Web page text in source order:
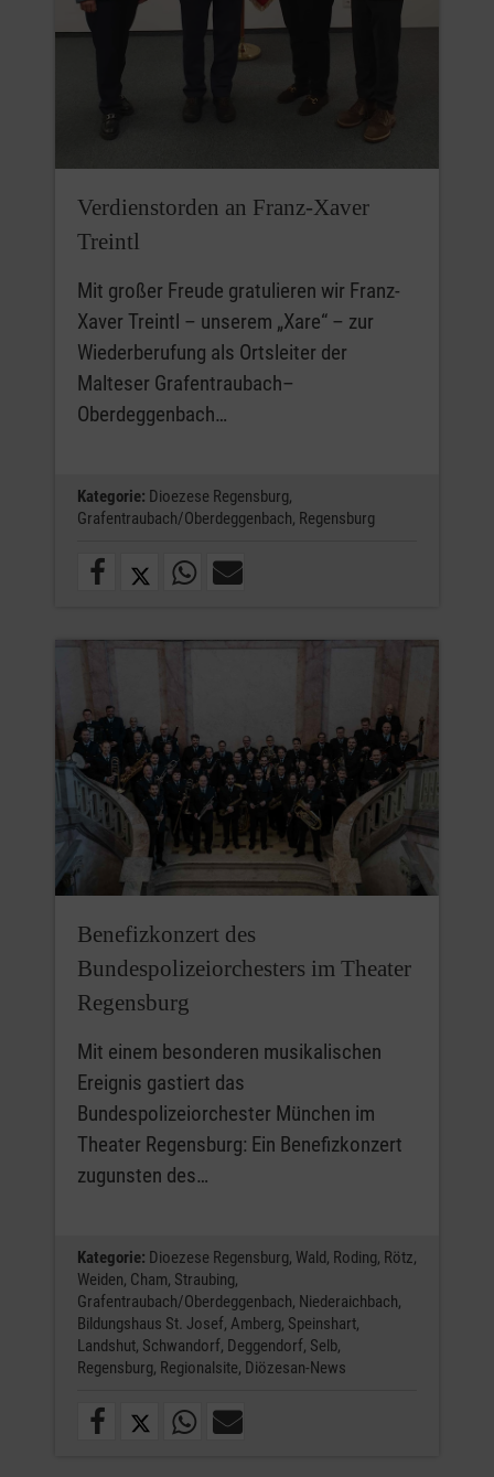
Verdienstorden an Franz-Xaver
Treintl
Mit großer Freude gratulieren wir Franz-
Xaver Treintl – unserem „Xare“ – zur
Wiederberufung als Ortsleiter der
Malteser Grafentraubach–
Oberdeggenbach…
Kategorie: Dioezese Regensburg,
Grafentraubach/Oberdeggenbach, Regensburg
Benefizkonzert des
Bundespolizeiorchesters im Theater
Regensburg
Mit einem besonderen musikalischen
Ereignis gastiert das
Bundespolizeiorchester München im
Theater Regensburg: Ein Benefizkonzert
zugunsten des…
Kategorie: Dioezese Regensburg, Wald, Roding, Rötz,
Weiden, Cham, Straubing,
Grafentraubach/Oberdeggenbach, Niederaichbach,
Bildungshaus St. Josef, Amberg, Speinshart,
Landshut, Schwandorf, Deggendorf, Selb,
Regensburg, Regionalsite, Diözesan-News